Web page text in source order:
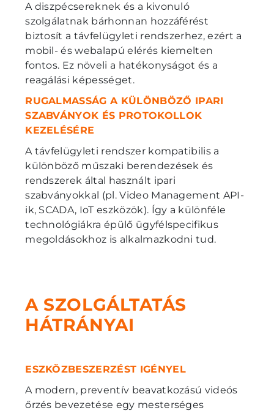
A diszpécsereknek és a kivonuló
szolgálatnak bárhonnan hozzáférést
biztosít a távfelügyleti rendszerhez, ezért a
mobil- és webalapú elérés kiemelten
fontos. Ez növeli a hatékonyságot és a
reagálási képességet.
RUGALMASSÁG A KÜLÖNBÖZŐ IPARI
SZABVÁNYOK ÉS PROTOKOLLOK
KEZELÉSÉRE
A távfelügyleti rendszer kompatibilis a
különböző műszaki berendezések és
rendszerek által használt ipari
szabványokkal (pl. Video Management API-
ik, SCADA, IoT eszközök). Így a különféle
technológiákra épülő ügyfélspecifikus
megoldásokhoz is alkalmazkodni tud.
A SZOLGÁLTATÁS
HÁTRÁNYAI
ESZKÖZBESZERZÉST IGÉNYEL
A modern, preventív beavatkozású videós
őrzés bevezetése egy mesterséges